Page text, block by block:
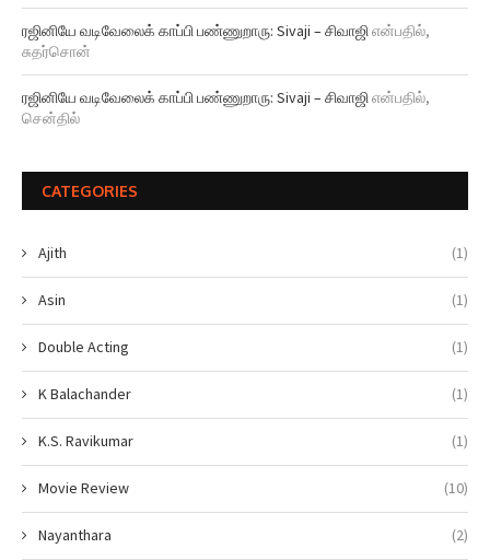
ரஜினியே வடிவேலைக் காப்பி பண்ணுறாரு: Sivaji – சிவாஜிஎன்பதில்,
சுத‌ர்சொன்
ரஜினியே வடிவேலைக் காப்பி பண்ணுறாரு: Sivaji – சிவாஜிஎன்பதில்,
சென்தில்
CATEGORIES
Ajith (1)
Asin (1)
Double Acting (1)
K Balachander (1)
K.S. Ravikumar (1)
Movie Review (10)
Nayanthara (2)